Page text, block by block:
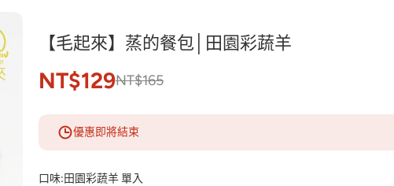
【毛起來】蒸的餐包│田園彩蔬羊
NT$129NT$165
優惠即將結束
口味:田園彩蔬羊 單入